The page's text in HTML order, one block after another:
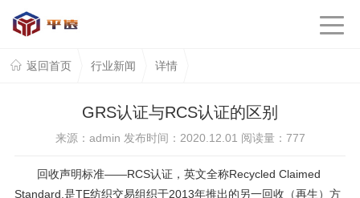
返回首页 行业新闻 详情
GRS认证与RCS认证的区别
来源：admin 发布时间：2020.12.01 阅读量： 777
回收声明标准——RCS认证，英文全称Recycled Claimed
Standard,是TE纺织交易组织于2013年推出的另一回收（再生）方